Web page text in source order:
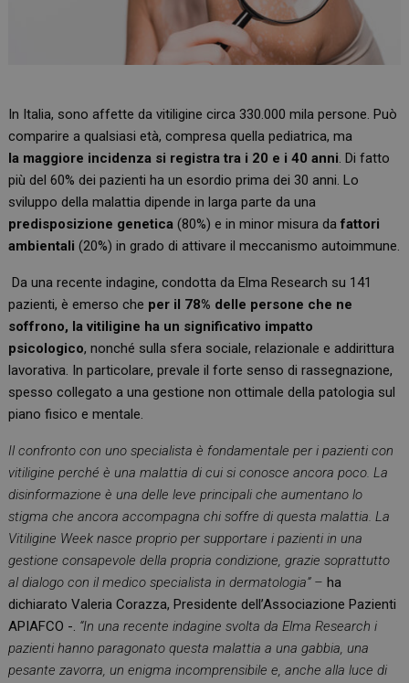
In Italia, sono affette da vitiligine circa 330.000 mila persone. Può
comparire a qualsiasi età, compresa quella pediatrica, ma
la maggiore incidenza si registra tra i 20 e i 40 anni. Di fatto
più del 60% dei pazienti ha un esordio prima dei 30 anni. Lo
sviluppo della malattia dipende in larga parte da una
predisposizione genetica (80%) e in minor misura dafattori
ambientali (20%) in grado di attivare il meccanismo autoimmune.
Da una recente indagine, condotta da Elma Research su 141
pazienti, è emerso che per il 78% delle persone che ne
soffrono, la vitiligine ha un significativo impatto
psicologico, nonché sulla sfera sociale, relazionale e addirittura
lavorativa. In particolare, prevale il forte senso di rassegnazione,
spesso collegato a una gestione non ottimale della patologia sul
piano fisico e mentale.
Il confronto con uno specialista è fondamentale per i pazienti con
vitiligine perché è una malattia di cui si conosce ancora poco. La
disinformazione è una delle leve principali che aumentano lo
stigma che ancora accompagna chi soffre di questa malattia. La
Vitiligine Week nasce proprio per supportare i pazienti in una
gestione consapevole della propria condizione, grazie soprattutto
al dialogo con il medico specialista in dermatologia” – ha
dichiarato Valeria Corazza, Presidente dell’Associazione Pazienti
APIAFCO -. “In una recente indagine svolta da Elma Research i
pazienti hanno paragonato questa malattia a una gabbia, una
pesante zavorra, un enigma incomprensibile e, anche alla luce di